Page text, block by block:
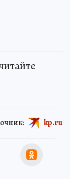
kp.ru